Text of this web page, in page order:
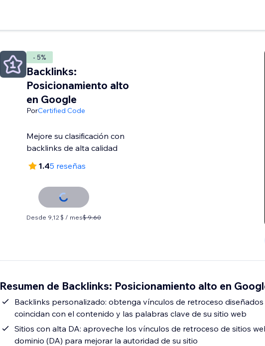
- 5%
Backlinks:
Posicionamiento alto
en Google
PorCertified Code
Mejore su clasificación con
backlinks de alta calidad
1.45 reseñas
Desde 9,12 $ / mes$ 9.60
Resumen de Backlinks: Posicionamiento alto en
Backlinks personalizado: obtenga vínculos de retroceso
coincidan con el contenido y las palabras clave de su sitio web
Sitios con alta DA: aproveche los vínculos de retroceso de sitios
dominio (DA) para mejorar la autoridad de su sitio